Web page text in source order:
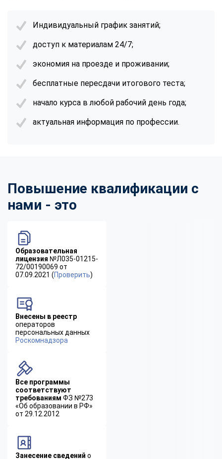
Индивидуальный график занятий;
доступ к материалам 24/7;
экономия на проезде и проживании;
бесплатные пересдачи итогового теста;
начало курса в любой рабочий день года;
актуальная информация по профессии.
Повышение квалификации с
нами - это
Образовательная
лицензия №Л035-01215-
72/00190069 от
07.09.2021 (Проверить)
Внесены в реестр
операторов
персональных данных
Роскомнадзора
Все программы
соответствуют
требованиям ФЗ №273
«Об образовании в РФ»
от 29.12.2012
Занесение сведений о